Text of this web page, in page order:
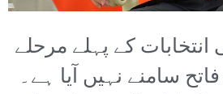
کے پہلے مرحلے
سامنے نہیں آیا ہے۔